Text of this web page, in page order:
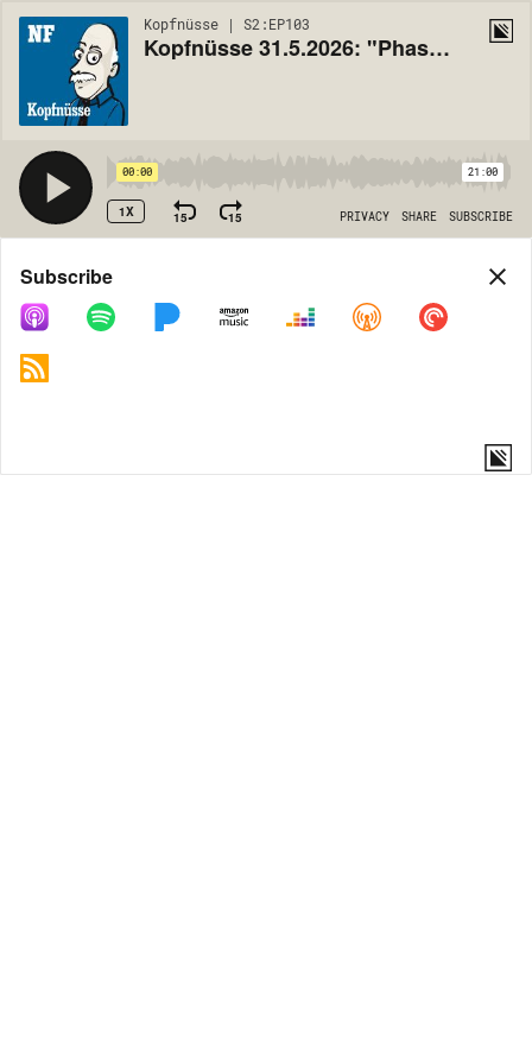
Kopfnüsse | S2:EP103
Kopfnüsse 31.5.2026: "Phase des Wahnsinns"
00:00 21:00
1X 15 15 PRIVACY SHARE SUBSCRIBE
Share
COPY LINK
Subscribe